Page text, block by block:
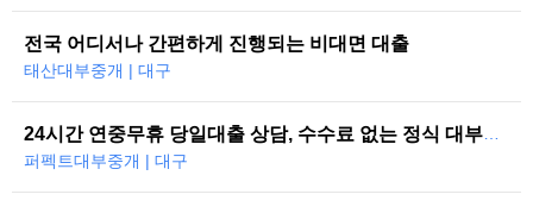
전국 어디서나 간편하게 진행되는 비대면 대출
태산대부중개 | 대구
퍼펙트대부중개 | 대구